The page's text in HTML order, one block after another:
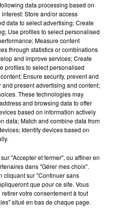
ayant remporté un
ligne, il va falloir venir
comme il sait le faire.
des pistes
data processing based on
Store and/or access
data to select advertising; Create
Use profiles to select personalised
Measure content
through statistics or combinations
and improve services; Create
profiles to select personalised
Ensure security, prevent and
present advertising and content;
These technologies may
and browsing data to offer
based on information actively
data; Match and combine data from
Identify devices based on
"Accepter et fermer", ou affiner en
dans "Gérer mes choix".
cliquant sur "Continuer sans
que pour ce site. Vous
votre consentement à tout
situé en bas de chaque page.